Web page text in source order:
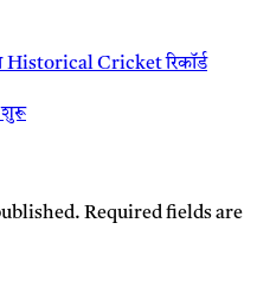
Historical Cricket रिकॉर्ड
शुरू
Required fields are